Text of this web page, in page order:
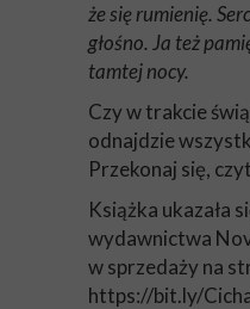
że się rumienię.
głośno. Ja też
tamtej nocy.
Czy w trakcie
odnajdzie
Przekonaj się,
Książka ukazała
wydawnictwa
w sprzedaży na
https://bit.ly/